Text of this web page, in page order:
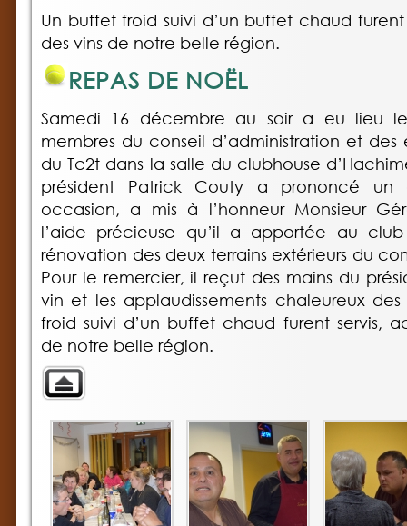
Un buffet froid suivi d’un buffet chaud
des vins de notre belle région.
REPAS DE NOËL
Samedi 16 décembre au soir a eu lieu
membres du conseil d’administration et des
du Tc2t dans la salle du clubhouse
président Patrick Couty a prononcé
occasion, a mis à l’honneur Monsieur
l’aide précieuse qu’il a apportée au
rénovation des deux terrains extérieurs du
Pour le remercier, il reçut des mains du
vin et les applaudissements chaleureux
froid suivi d’un buffet chaud furent servis,
de notre belle région.